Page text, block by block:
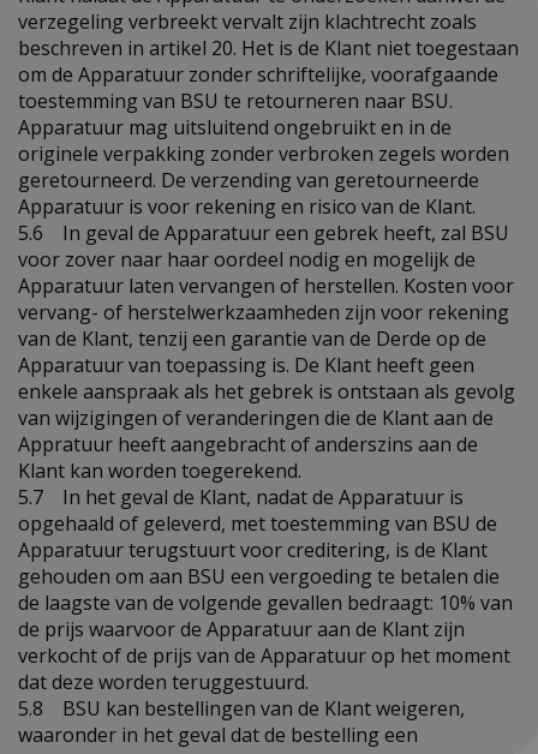
verzegeling verbreekt vervalt zijn klachtrecht zoals
beschreven in artikel 20. Het is de Klant niet toegestaan
om de Apparatuur zonder schriftelijke, voorafgaande
toestemming van BSU te retourneren naar BSU.
Apparatuur mag uitsluitend ongebruikt en in de
originele verpakking zonder verbroken zegels worden
geretourneerd. De verzending van geretourneerde
Apparatuur is voor rekening en risico van de Klant.
5.6 In geval de Apparatuur een gebrek heeft, zal BSU
voor zover naar haar oordeel nodig en mogelijk de
Apparatuur laten vervangen of herstellen. Kosten voor
vervang- of herstelwerkzaamheden zijn voor rekening
van de Klant, tenzij een garantie van de Derde op de
Apparatuur van toepassing is. De Klant heeft geen
enkele aanspraak als het gebrek is ontstaan als gevolg
van wijzigingen of veranderingen die de Klant aan de
Appratuur heeft aangebracht of anderszins aan de
Klant kan worden toegerekend.
5.7 In het geval de Klant, nadat de Apparatuur is
opgehaald of geleverd, met toestemming van BSU de
Apparatuur terugstuurt voor creditering, is de Klant
gehouden om aan BSU een vergoeding te betalen die
de laagste van de volgende gevallen bedraagt: 10% van
de prijs waarvoor de Apparatuur aan de Klant zijn
verkocht of de prijs van de Apparatuur op het moment
dat deze worden teruggestuurd.
5.8 BSU kan bestellingen van de Klant weigeren,
waaronder in het geval dat de bestelling een